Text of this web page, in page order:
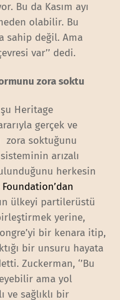
Bu da Kasım ayı
olabilir. Bu
sahip değil. Ama
var’’ dedi.
zora soktu
Heritage
gerçek ve
zora soktuğunu
arızalı
herkesin
ülkeyi partilerüstü
yerine,
bir kenara itip,
bir unsuru hayata
Zuckerman, ‘’Bu
ama yol
ve sağlıklı bir